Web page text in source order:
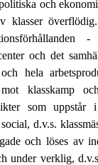
och
klasser
och det
och hela
klasskamp
som uppstår i
d.v.s.
och löses av
under verklig,